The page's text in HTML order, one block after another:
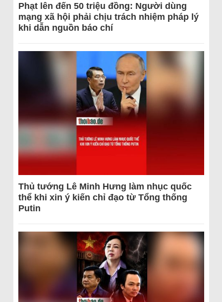
Phạt lên đến 50 triệu đồng: Người dùng
mạng xã hội phải chịu trách nhiệm pháp lý
khi dẫn nguồn báo chí
Thủ tướng Lê Minh Hưng làm nhục quốc
thể khi xin ý kiến chỉ đạo từ Tổng thống
Putin